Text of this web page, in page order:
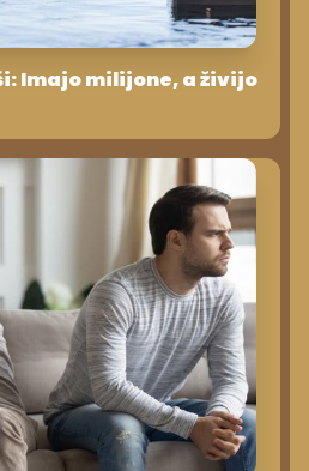
Imajo milijone, a živijo